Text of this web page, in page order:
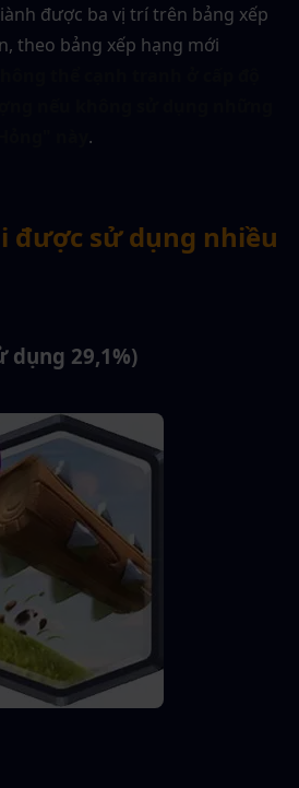
được ba vị trí trên bảng xếp
theo bảng xếp hạng mới
.
được sử dụng nhiều
dụng 29,1%)